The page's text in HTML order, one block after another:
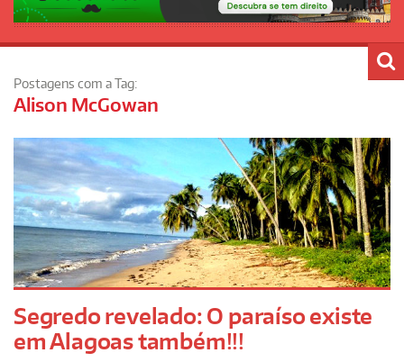
Postagens com a Tag:
Alison McGowan
Segredo revelado: O paraíso existe
em Alagoas também!!!